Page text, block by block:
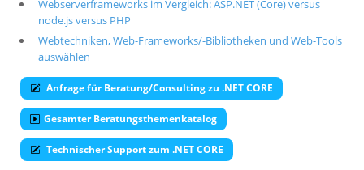
Webserverframeworks im Vergleich: ASP.NET (Core) versus
node.js versus PHP
Webtechniken, Web-Frameworks/-Bibliotheken und Web-Tools
auswählen
Anfrage für Beratung/Consulting zu .NET CORE
Gesamter Beratungsthemenkatalog
Technischer Support zum .NET CORE